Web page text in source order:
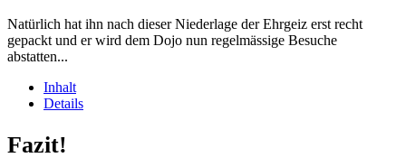
Natürlich hat ihn nach dieser Niederlage der Ehrgeiz erst recht
gepackt und er wird dem Dojo nun regelmässige Besuche
abstatten...
Inhalt
Details
Fazit!